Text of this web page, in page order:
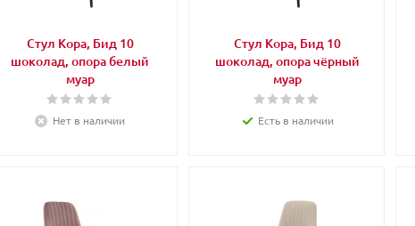
Стул Кора, Бид 10
шоколад, опора белый
муар
Нет в наличии
Стул Кора, Бид 10
шоколад, опора чёрный
муар
Есть в наличии